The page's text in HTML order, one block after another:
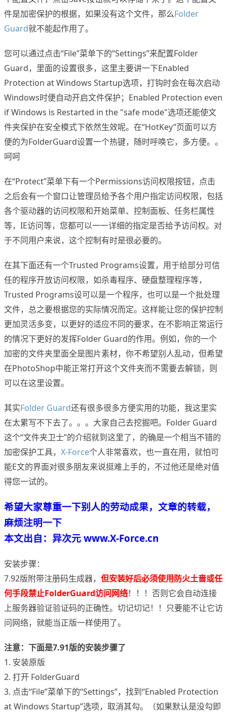
件是加密保护的根据，如果没有这个文件，那么Folder
Guard就不能起作用了。
您可以通过点击“File”菜单下的“Settings”来配置Folder
Guard，里面的设置很多，这里主要讲一下Enabled
Protection at Windows Startup选项，打钩时会在每次启动
Windows时便自动开启文件保护；Enabled Protection even
if Windows is Restarted in the "safe mode"选项还能使文
件夹保护在安全模式下依然生效呢。在“HotKey”页面可以方
便的为FolderGuard设置一个热键，随时呼唤它，多方便。。
呵呵
在“Protect”菜单下有一个Permissions访问权限按钮，点击
之后会有一个窗口让管理员给予各个用户指定访问权限，包括
各个驱动器的访问权限和开始菜单、控制面板、任务栏属性
等，IE访问等，您都可以一一详细的指定是否给予访问权。对
于不同用户来说，这个控制有时是很必要的。
在其下面还有一个Trusted Programs设置，用于给部分可信
任的程序开放访问权限，如杀毒程序、硬盘整理程序等，
Trusted Programs设可以是一个程序，也可以是一个批处理
文件，总之要根据您的实际情况而定。这样能让您的保护控制
更加灵活多变，以更好的适应不同的要求，在不影响正常运行
的情况下更好的发挥Folder Guard的作用。例如，你的一个
加密的文件夹里面全是图片素材，你不希望别人乱动，但希望
在PhotoShop中能正常打开这个文件夹而不需要去解锁，则
可以在这里设置。
其实Folder Guard还有很多很多方便实用的功能，我这里实
在太累写不下去了。。。大家自己去挖掘吧。Folder Guard
这个“文件夹卫士”的介绍就到这里了，的确是一个相当不错的
加密保护工具， X-Force个人非常喜欢，也一直在用，就怕可
能E文的界面对很多朋友来说挺难上手的，不过他还是绝对值
得您一试的。
希望大家尊重一下别人的劳动成果，文章的转载，
麻烦注明一下
本文出自：异次元 www.X-Force.cn
安装步骤：
7.92版附带注册码生成器， 但安装好后必须使用防火土啬或任
何手段禁止FolderGuard访问网络！！！否则它会自动连接
上服务器验证验证码的正确性。切记切记！！只要能不让它访
问网络，就能当正版一样使用了。
注意：下面是7.91版的安装步骤了
1. 安装原版
2. 打开 FolderGuard
3. 点击“File”菜单下的“Settings”，找到“Enabled Protection
at Windows Startup”选项，取消其勾。（如果默认是没勾即